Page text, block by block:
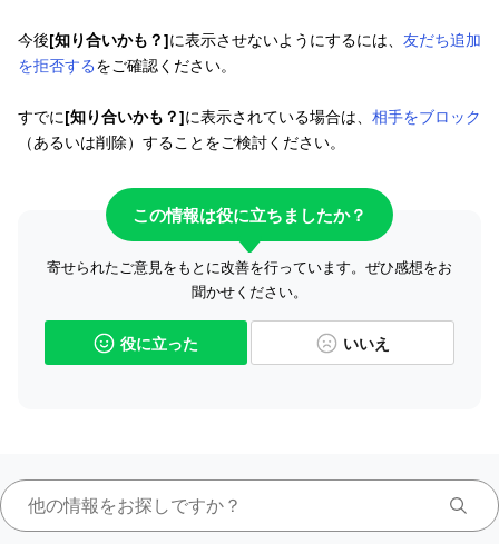
今後[知り合いかも？]に表示させないようにするには、 友だち追加
を拒否するをご確認ください。
すでに[知り合いかも？]に表示されている場合は、 相手をブロック
（あるいは削除）することをご検討ください。
この情報は役に立ちましたか？
寄せられたご意見をもとに改善を行っています。ぜひ感想をお
聞かせください。
役に立った いいえ